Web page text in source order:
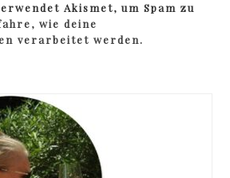
Akismet, um Spam zu
wie deine
verarbeitet werden.